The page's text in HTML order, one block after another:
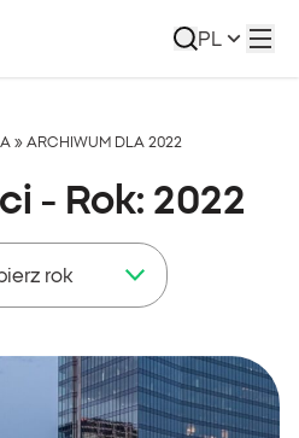
PL
» ARCHIWUM DLA 2022
- Rok: 2022
rok